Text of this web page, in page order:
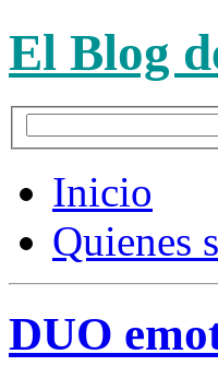
El Blog
Inicio
Quienes
DUO